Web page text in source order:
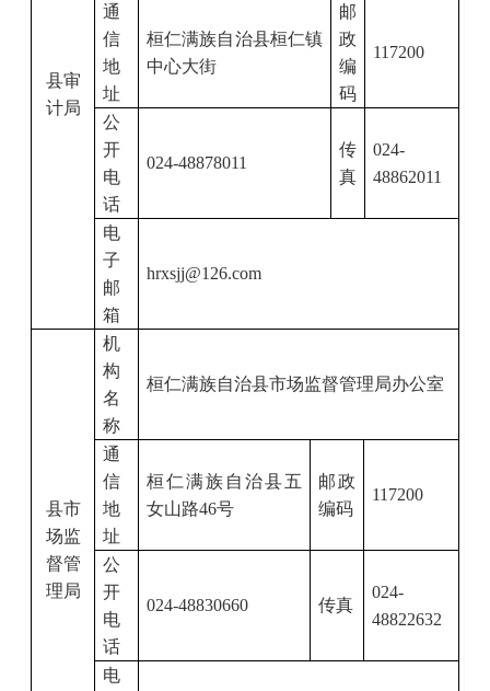
县审
计局
通
信
地
址
桓仁满族自治县桓仁镇
中心大街
邮
政
编
码
117200
公
开
电
话
024-48878011
传
真
024-
48862011
电
子
邮
箱
hrxsjj@126.com
县市
场监
督管
理局
机
构
名
称
桓仁满族自治县市场监督管理局办公室
通
信
地
址
桓仁满族自治县五
女山路46号
邮政
编码
117200
公
开
电
话
024-48830660 传真
024-
48822632
电